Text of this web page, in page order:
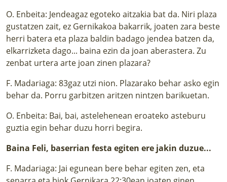
O. Enbeita: Jendeagaz egoteko aitzakia bat da. Niri plaza
gustatzen zait, ez Gernikakoa bakarrik, joaten zara beste
herri batera eta plaza baldin badago jendea batzen da,
elkarrizketa dago... baina ezin da joan aberastera. Zu
zenbat urtera arte joan zinen plazara?
F. Madariaga: 83gaz utzi nion. Plazarako behar asko egin
behar da. Porru garbitzen aritzen nintzen barikuetan.
O. Enbeita: Bai, bai, astelehenean eroateko asteburu
guztia egin behar duzu horri begira.
Baina Feli, baserrian festa egiten ere jakin duzue...
F. Madariaga: Jai egunean bere behar egiten zen, eta